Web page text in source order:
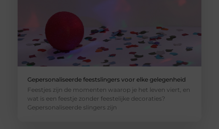
Gepersonaliseerde feestslingers voor elke gelegenheid
Feestjes zijn de momenten waarop je het leven viert, en
wat is een feestje zonder feestelijke decoraties?
Gepersonaliseerde slingers zijn